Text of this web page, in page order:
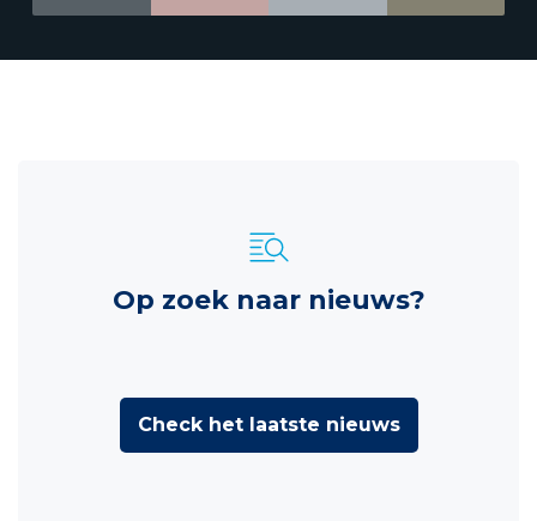
Op zoek naar nieuws?
Check het laatste nieuws